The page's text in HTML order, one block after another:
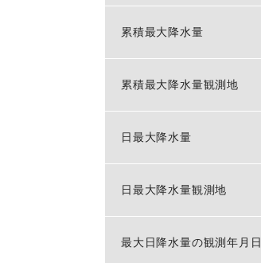
累積最大降水量
累積最大降水量観測地
日最大降水量
日最大降水量観測地
最大日降水量の観測年月日